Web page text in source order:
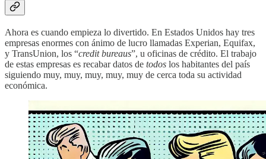
Ahora es cuando empieza lo divertido. En Estados Unidos hay tres
empresas enormes con ánimo de lucro llamadas Experian, Equifax,
y TransUnion, los “credit bureaus”, u oficinas de crédito. El trabajo
de estas empresas es recabar datos de todos los habitantes del país
siguiendo muy, muy, muy, muy, muy de cerca toda su actividad
económica.